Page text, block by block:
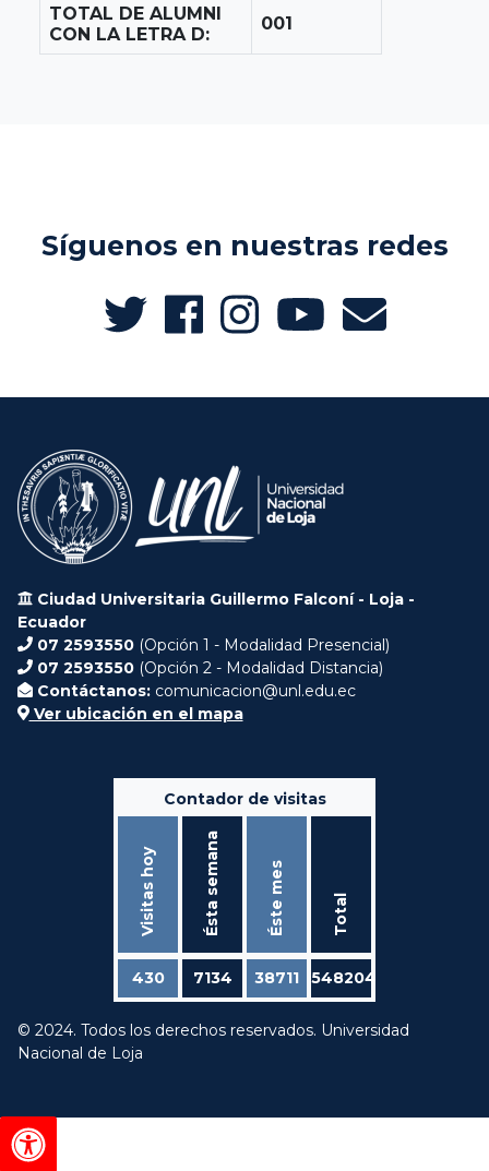
TOTAL DE ALUMNI
CON LA LETRA D:
001
Síguenos en nuestras redes
Ciudad Universitaria Guillermo Falconí - Loja -
Ecuador
07 2593550 (Opción 1 - Modalidad Presencial)
07 2593550 (Opción 2 - Modalidad Distancia)
Contáctanos: comunicacion@unl.edu.ec
Ver ubicación en el mapa
Contador de visitas
Visitas hoy Ésta semana Éste mes Total
430 7134 38711 548204
© 2024. Todos los derechos reservados. Universidad
Nacional de Loja